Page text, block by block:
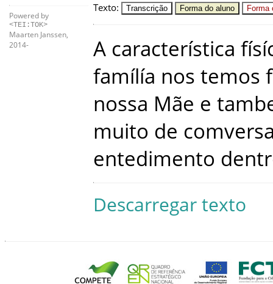
Powered by
<TEI:TOK>
Maarten Janssen,
2014-
Texto: Transcrição Forma do aluno Forma
A característica
famílía nos temos
nossa Mãe e
muito de
entedimento
Descarregar texto